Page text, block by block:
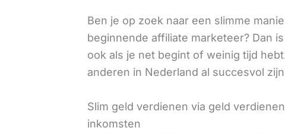
Ben je op zoek naar een slimme
beginnende affiliate marketeer? Dan
ook als je net begint of weinig tijd
anderen in Nederland al succesvol
Slim geld verdienen via geld
inkomsten